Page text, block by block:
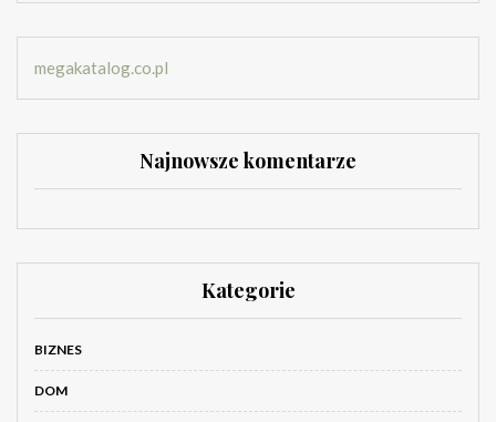
megakatalog.co.pl
Najnowsze komentarze
Kategorie
BIZNES
DOM